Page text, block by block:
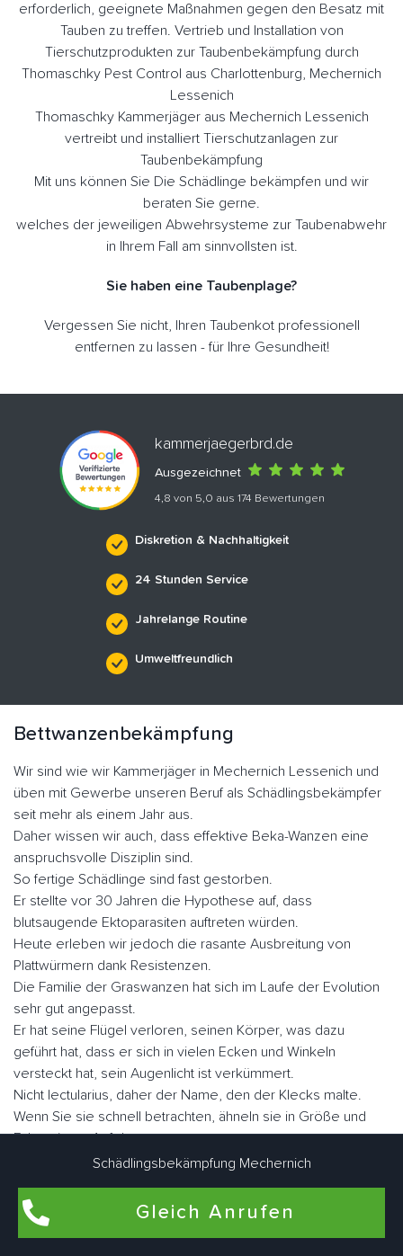
erforderlich, geeignete Maßnahmen gegen den Besatz mit
Tauben zu treffen. Vertrieb und Installation von
Tierschutzprodukten zur Taubenbekämpfung durch
Thomaschky Pest Control aus Charlottenburg, Mechernich
Lessenich
Thomaschky Kammerjäger aus Mechernich Lessenich
vertreibt und installiert Tierschutzanlagen zur
Taubenbekämpfung
Mit uns können Sie Die Schädlinge bekämpfen und wir
beraten Sie gerne.
welches der jeweiligen Abwehrsysteme zur Taubenabwehr
in Ihrem Fall am sinnvollsten ist.
Sie haben eine Taubenplage?
Vergessen Sie nicht, Ihren Taubenkot professionell
entfernen zu lassen - für Ihre Gesundheit!
kammerjaegerbrd.de
Ausgezeichnet
4,8 von 5,0 aus 174 Bewertungen
Diskretion & Nachhaltigkeit
24 Stunden Service
Jahrelange Routine
Umweltfreundlich
Bettwanzenbekämpfung
Wir sind wie wir Kammerjäger in Mechernich Lessenich und
üben mit Gewerbe unseren Beruf als Schädlingsbekämpfer
seit mehr als einem Jahr aus.
Daher wissen wir auch, dass effektive Beka-Wanzen eine
anspruchsvolle Disziplin sind.
So fertige Schädlinge sind fast gestorben.
Er stellte vor 30 Jahren die Hypothese auf, dass
blutsaugende Ektoparasiten auftreten würden.
Heute erleben wir jedoch die rasante Ausbreitung von
Plattwürmern dank Resistenzen.
Die Familie der Graswanzen hat sich im Laufe der Evolution
sehr gut angepasst.
Er hat seine Flügel verloren, seinen Körper, was dazu
geführt hat, dass er sich in vielen Ecken und Winkeln
versteckt hat, sein Augenlicht ist verkümmert.
Nicht lectularius, daher der Name, den der Klecks malte.
Wenn Sie sie schnell betrachten, ähneln sie in Größe und
Fabe einem Apfel.
Es gibt ungefähr fünf Millionen Parasiten, wenn sie nüchtern
erreichen.
Schädlingsbekämpfung Mechernich
Gleich Anrufen